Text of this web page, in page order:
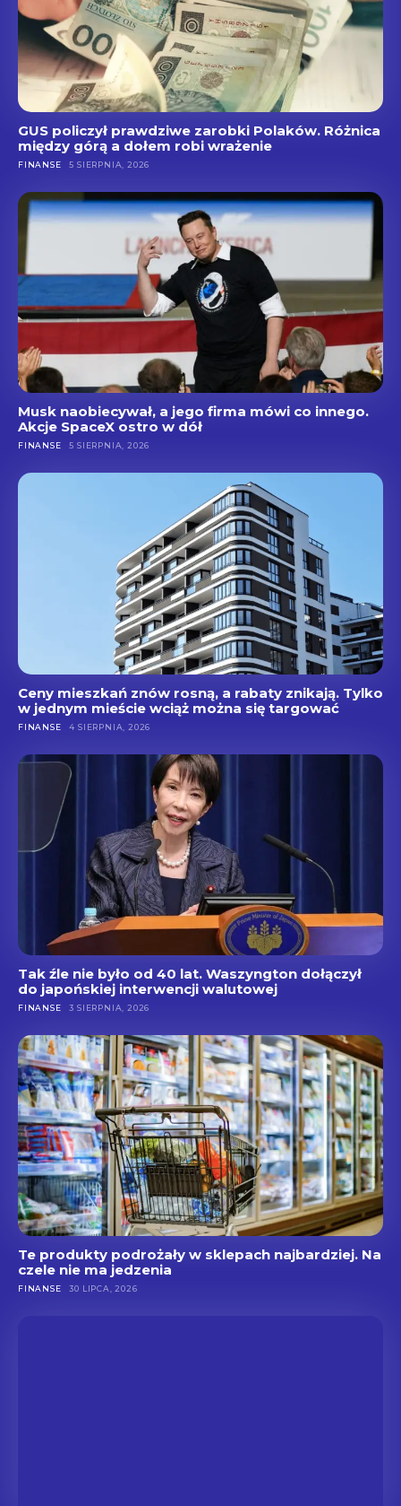
GUS policzył prawdziwe zarobki Polaków. Różnica
między górą a dołem robi wrażenie
FINANSE 5 SIERPNIA, 2026
Musk naobiecywał, a jego firma mówi co innego.
Akcje SpaceX ostro w dół
FINANSE 5 SIERPNIA, 2026
Ceny mieszkań znów rosną, a rabaty znikają. Tylko
w jednym mieście wciąż można się targować
FINANSE 4 SIERPNIA, 2026
Tak źle nie było od 40 lat. Waszyngton dołączył
do japońskiej interwencji walutowej
FINANSE 3 SIERPNIA, 2026
Te produkty podrożały w sklepach najbardziej. Na
czele nie ma jedzenia
FINANSE 30 LIPCA, 2026